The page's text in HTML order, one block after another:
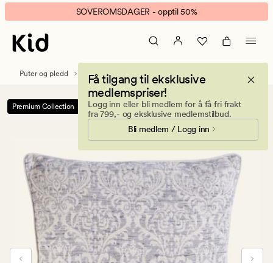
Victoria
pynteputetrekk
grå
banner.
Klikk
ESCAPE
pause.
SOVEROMSDAGER - opptil 50%
Få tilgang til eksklusive
medlemspriser!
Logg inn eller bli medlem for å få fri frakt
fra 799,- og eksklusive medlemstilbud.
Bli medlem / Logg inn
Puter og pledd Pynteputer Pynteputetrekk
Premium Collection Salg -70%*